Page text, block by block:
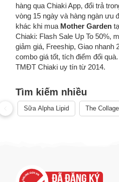
hàng qua Chiaki App, đổi trả
vòng 15 ngày và hàng ngàn ưu
khác khi mua Mother Garden
Chiaki: Flash Sale Up To 50%,
giảm giá, Freeship, Giao nhanh
combo giá tốt, tích điểm đổi
TMĐT Chiaki uy tín từ 2014.
Tìm kiếm nhiều
Sữa Alpha Lipid The